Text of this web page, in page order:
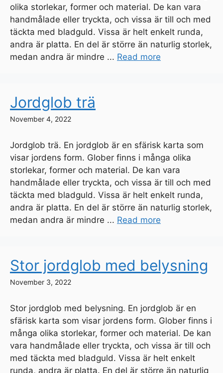
olika storlekar, former och material. De kan vara
handmålade eller tryckta, och vissa är till och med
täckta med bladguld. Vissa är helt enkelt runda,
andra är platta. En del är större än naturlig storlek,
medan andra är mindre ... Read more
Jordglob trä
November 4, 2022
Jordglob trä. En jordglob är en sfärisk karta som
visar jordens form. Glober finns i många olika
storlekar, former och material. De kan vara
handmålade eller tryckta, och vissa är till och med
täckta med bladguld. Vissa är helt enkelt runda,
andra är platta. En del är större än naturlig storlek,
medan andra är mindre ... Read more
Stor jordglob med belysning
November 3, 2022
Stor jordglob med belysning. En jordglob är en
sfärisk karta som visar jordens form. Glober finns i
många olika storlekar, former och material. De kan
vara handmålade eller tryckta, och vissa är till och
med täckta med bladguld. Vissa är helt enkelt
runda, andra är platta. En del är större än naturlig